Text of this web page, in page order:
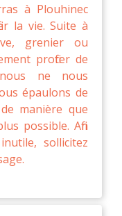
à Plouhinec
la vie. Suite à
grenier ou
profiter de
nous ne nous
épaulons de
manière que
possible. Afin
sollicitez